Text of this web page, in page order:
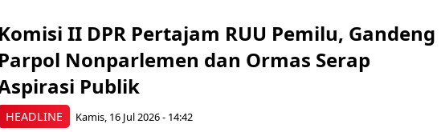
HEADLINE
Komisi II DPR Pertajam RUU Pemilu, Gandeng
Parpol Nonparlemen dan Ormas Serap
Publik
Kamis, 16 Jul 2026 - 14:42